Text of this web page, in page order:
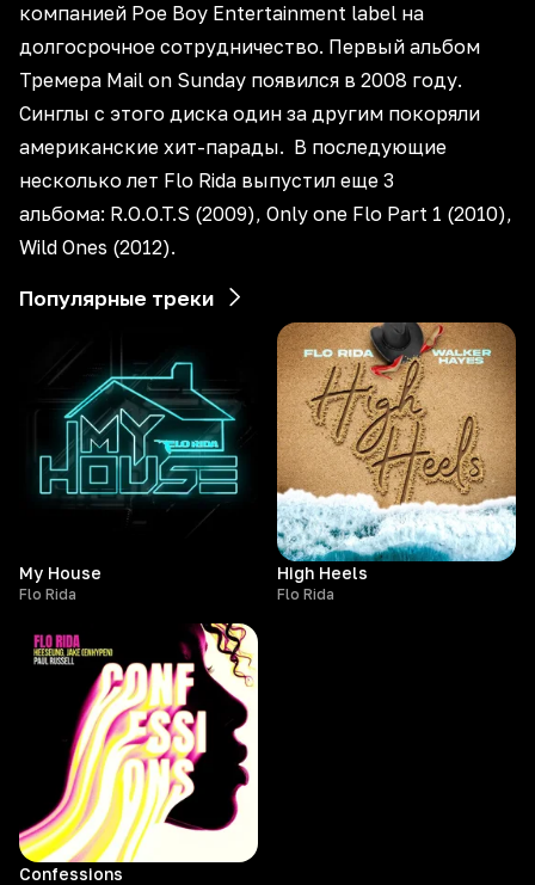
компанией Poe Boy Entertainment label на
долгосрочное сотрудничество. Первый альбом
Тремера Mail on Sunday появился в 2008 году.
Синглы с этого диска один за другим покоряли
американские хит-парады. В последующие
несколько лет Flo Rida выпустил еще 3
альбома: R.O.O.T.S (2009), Only one Flo Part 1 (2010),
Wild Ones (2012).
Популярные треки
My House
Flo Rida
High Heels
Flo Rida
Confessions